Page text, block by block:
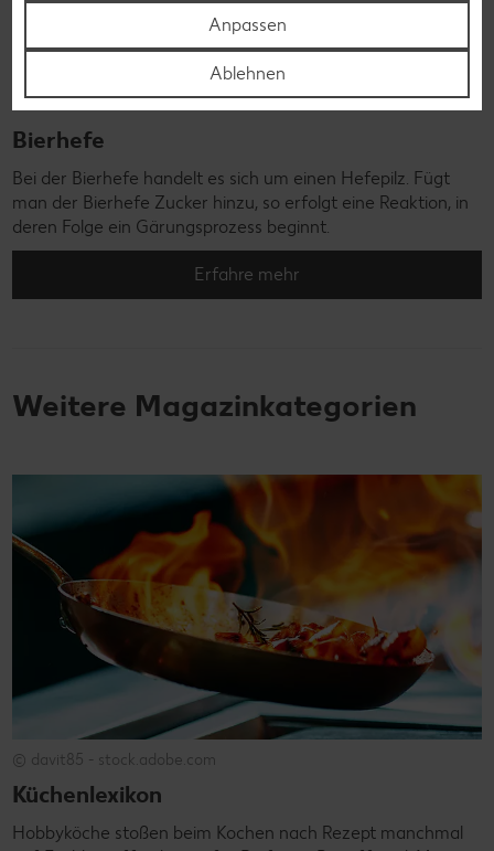
Bierhefe
Bei der Bierhefe handelt es sich um einen Hefepilz. Fügt
man der Bierhefe Zucker hinzu, so erfolgt eine Reaktion, in
deren Folge ein Gärungsprozess beginnt.
Erfahre mehr
Weitere Magazinkategorien
© davit85 - stock.adobe.com
Küchenlexikon
Hobbyköche stoßen beim Kochen nach Rezept manchmal
Anpassen
Ablehnen